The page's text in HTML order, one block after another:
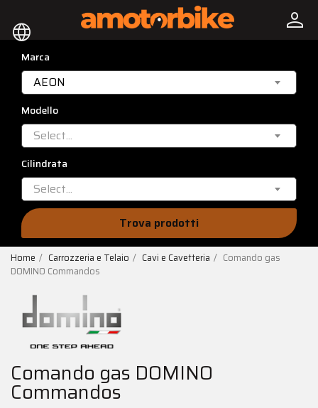
language person
Marca
AEON
Modello
Select...
Cilindrata
Select...
Trova prodotti
Home Carrozzeria e Telaio Cavi e Cavetteria
Comando gas
DOMINO Commandos
Comando gas DOMINO
Commandos